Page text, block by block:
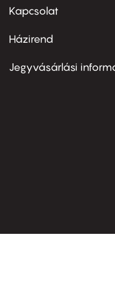
firstKapcsolat
Footer
second
Házirend
Jegyvásárlási